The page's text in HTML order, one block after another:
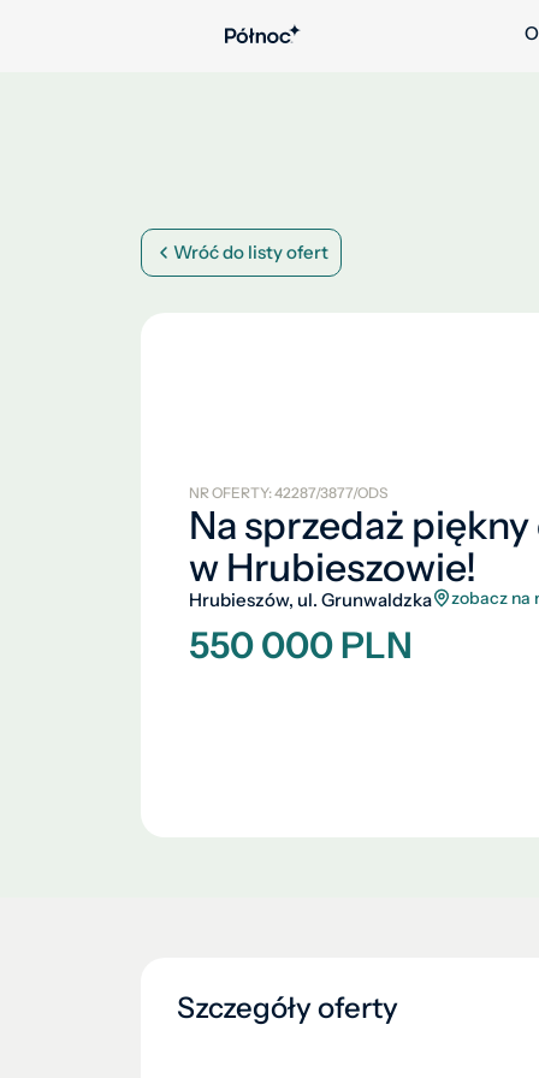
Wróć do listy ofert
NR OFERTY: 42287/3877/ODS
Na sprzedaż
w Hrubieszowie!
Hrubieszów, ul. Grunwaldzka zobacz na
550 000 PLN
Szczegóły oferty